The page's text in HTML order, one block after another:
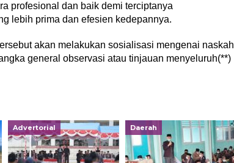
profesional dan baik demi terciptanya
lebih prima dan efesien kedepannya.
akan melakukan sosialisasi mengenai naskah
general observasi atau tinjauan menyeluruh(**)
Advertorial Daerah